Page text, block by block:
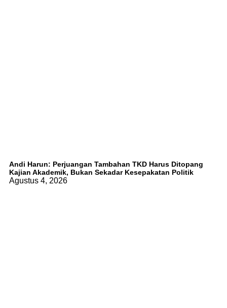
Andi Harun: Perjuangan Tambahan TKD Harus Ditopang
Kajian Akademik, Bukan Sekadar Kesepakatan Politik
Agustus 4, 2026